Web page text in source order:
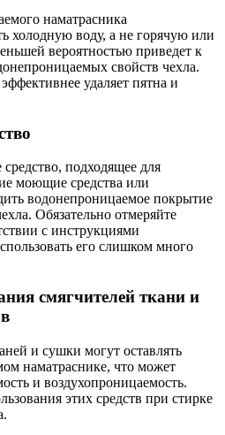
наматрасника
холодную воду, а не горячую или
вероятностью приведет к
свойств чехла.
удаляет пятна и
подходящее для
моющие средства или
водонепроницаемое покрытие
Обязательно отмеряйте
с инструкциями
его слишком много
смягчителей ткани и
и сушки могут оставлять
наматраснике, что может
и воздухопроницаемость.
этих средств при стирке